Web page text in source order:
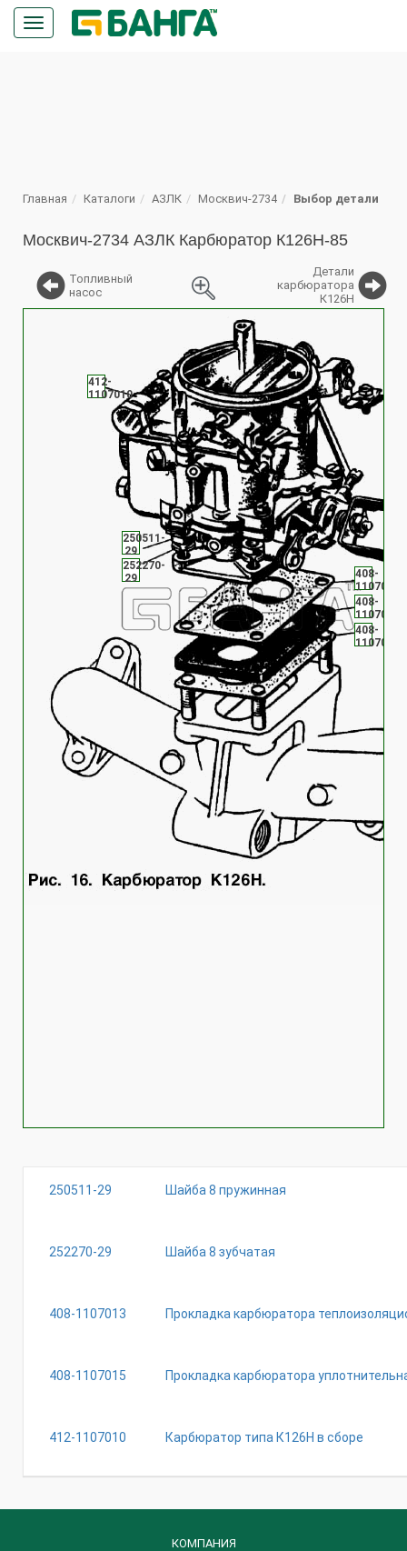
Кнопка
меню
Главная Каталоги АЗЛК Москвич-2734 Выбор детали
Москвич-2734 АЗЛК Карбюратор К126Н-85
Топливный
насос
%
Детали
карбюратора
К126Н
252270-
29
250511-
29
412-
1107010
408-
1107015
408-
1107015
408-
1107013
250511-29 Шайба 8 пружинная
252270-29 Шайба 8 зубчатая
408-1107013 Прокладка карбюратора
408-1107015 Прокладка карбюратора
412-1107010 Карбюратор типа К126Н в сборе
КОМПАНИЯ